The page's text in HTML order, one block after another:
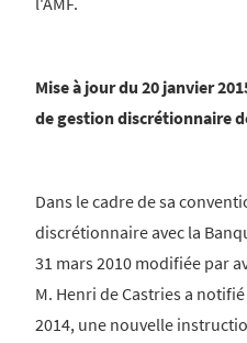
Mise à jour du 20 janvier
de gestion discrétionnaire
Dans le cadre de sa
discrétionnaire avec la
31 mars 2010 modifiée par
M. Henri de Castries a
2014, une nouvelle